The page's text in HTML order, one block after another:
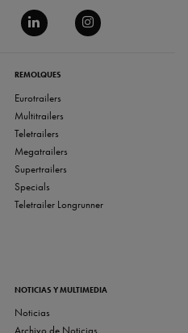
REMOLQUES
Eurotrailers
Multitrailers
Teletrailers
Megatrailers
Supertrailers
Specials
Teletrailer Longrunner
NOTICIAS Y MULTIMEDIA
Noticias